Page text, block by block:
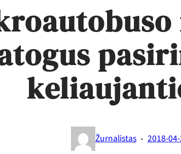
Žurnalistas · 2018-